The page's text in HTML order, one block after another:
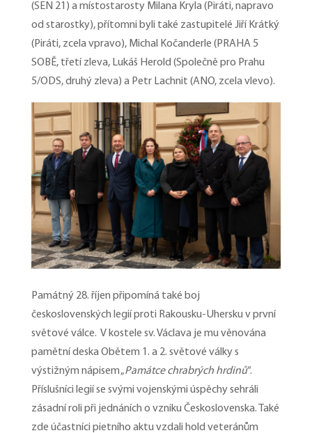
(SEN 21) a místostarosty Milana Kryla (Piráti, napravo
od starostky), přítomni byli také zastupitelé Jiří Krátký
(Piráti, zcela vpravo), Michal Kočanderle (PRAHA 5
SOBĚ, třetí zleva, Lukáš Herold (Společně pro Prahu
5/ODS, druhý zleva) a Petr Lachnit (ANO, zcela vlevo).
Památný 28. říjen připomíná také boj
československých legií proti Rakousku-Uhersku v první
světové válce. V kostele sv. Václava je mu věnována
pamětní deska Obětem 1. a 2. světové války s
výstižným nápisem „Památce chrabrých hrdinů“.
Příslušníci legií se svými vojenskými úspěchy sehráli
zásadní roli při jednáních o vzniku Československa. Také
zde účastníci pietního aktu vzdali hold veteránům